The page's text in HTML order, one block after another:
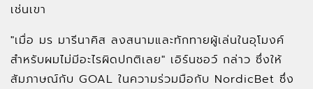
เช่นเขา
"เมื่อ มร มารีนาคิส ลงสนามและทักทายผู้เล่นในอุโมงค์
สำหรับผมไม่มีอะไรผิดปกติเลย" เอิร์นชอว์ กล่าว ซึ่งให้
สัมภาษณ์กับ GOAL ในความร่วมมือกับ NordicBet ซึ่ง